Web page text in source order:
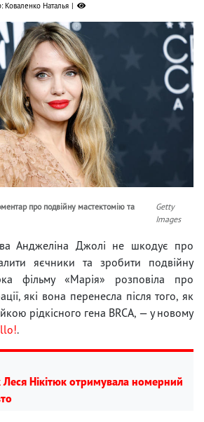
Коваленко Наталья
про подвійну мастектомію та
Getty
Images
Анджеліна Джолі не шкодує про
яєчники та зробити подвійну
фільму «Марія» розповіла про
які вона перенесла після того, як
рідкісного гена BRCA, — у новому
.
Нікітюк отримувала номерний